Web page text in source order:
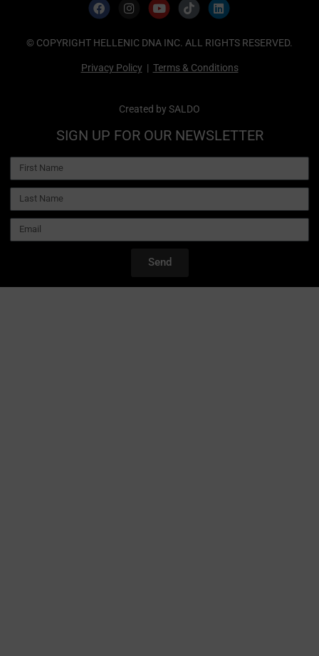
© COPYRIGHT HELLENIC DNA INC. ALL RIGHTS RESERVED.
Privacy Policy | Terms & Conditions
Created by SALDO
SIGN UP FOR OUR NEWSLETTER
Send